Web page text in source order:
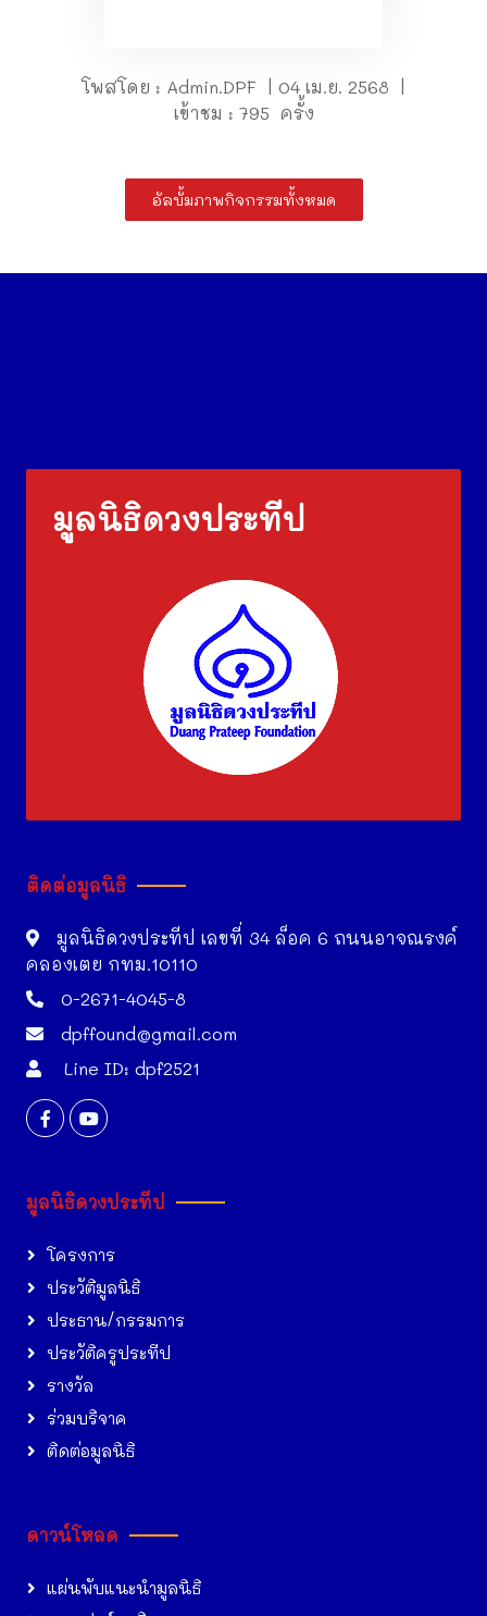
โพสโดย : Admin.DPF | 04 เม.ย. 2568 |
เข้าชม : 795 ครั้ง
อัลบั้มภาพกิจกรรมทั้งหมด
มูลนิธิดวงประทีป
ติดต่อมูลนิธิ
มูลนิธิดวงประทีป เลขที่ 34 ล็อค 6 ถนนอาจณรงค์
คลองเตย กทม.10110
0-2671-4045-8
dpffound@gmail.com
Line ID: dpf2521
มูลนิธิดวงประทีป
โครงการ
ประวัติมูลนิธิ
ประธาน/กรรมการ
ประวัติครูประทีป
รางวัล
ร่วมบริจาค
ติดต่อมูลนิธิ
ดาวน์โหลด
แผ่นพับแนะนำมูลนิธิ